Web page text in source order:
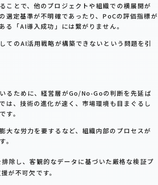
ことで、他のプロジェクトや組織での横展開が
選定基準が不明確であったり、PoCの評価指標が
「AI導入成功」には繋がりません。
てのAI活用戦略が構築できないという問題を引
るために、経営層がGo/No-Goの判断を先延ば
は、技術の進化が速く、市場環境も目まぐるし
す。
大な労力を要するなど、組織内部のプロセスが
。
除し、客観的なデータに基づいた厳格な検証プ
が不可欠です。